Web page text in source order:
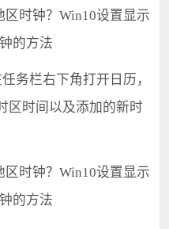
栏右下角打开日历，
区时间以及添加的新时